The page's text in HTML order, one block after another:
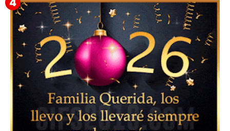
Feliz Año Nuevo Alma